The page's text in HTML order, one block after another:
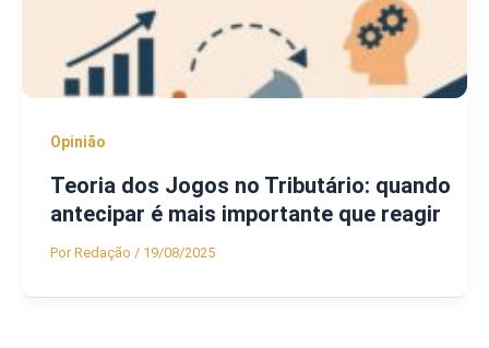
Opinião
Teoria dos Jogos no Tributário: quando
antecipar é mais importante que reagir
PorRedação / 19/08/2025